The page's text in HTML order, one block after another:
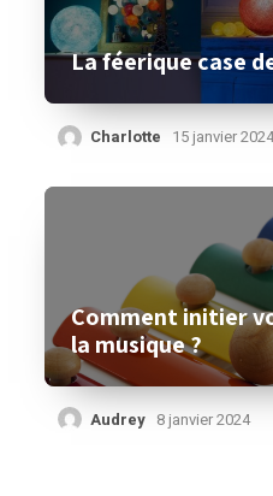
La féerique case
Charlotte 15 janvier
Comment initier
la musique ?
Audrey 8 janvier 2024